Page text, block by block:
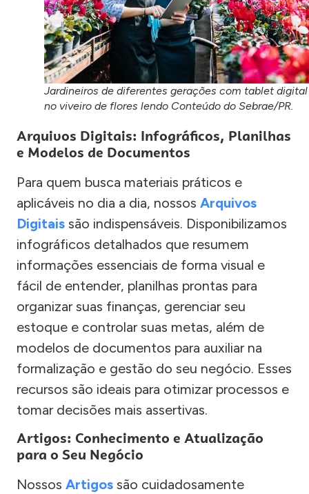
Jardineiros de diferentes gerações com tablet digital
no viveiro de flores lendo Conteúdo do Sebrae/PR.
Arquivos Digitais: Infográficos, Planilhas
e Modelos de Documentos
Para quem busca materiais práticos e
aplicáveis no dia a dia, nossos Arquivos
Digitais são indispensáveis. Disponibilizamos
infográficos detalhados que resumem
informações essenciais de forma visual e
fácil de entender, planilhas prontas para
organizar suas finanças, gerenciar seu
estoque e controlar suas metas, além de
modelos de documentos para auxiliar na
formalização e gestão do seu negócio. Esses
recursos são ideais para otimizar processos e
tomar decisões mais assertivas.
Artigos: Conhecimento e Atualização
para o Seu Negócio
Nossos Artigos são cuidadosamente